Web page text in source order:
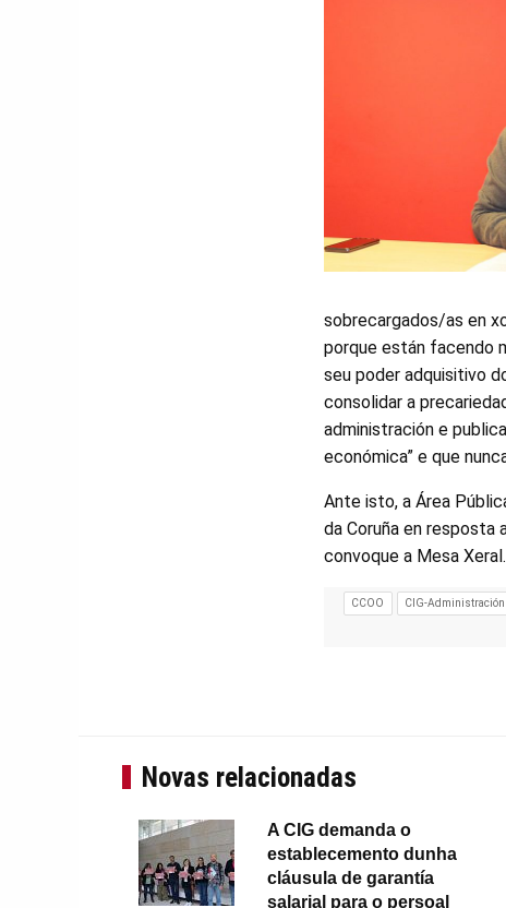
sobrecargados/as en
porque están facendo
seu poder adquisitivo
consolidar a
administración e
económica” e que
Ante isto, a Área
da Coruña en resposta
convoque a Mesa
CCOO CIG-Administración
Novas relacionadas
A CIG demanda o
establecemento dunha
cláusula de garantía
salarial para o persoal